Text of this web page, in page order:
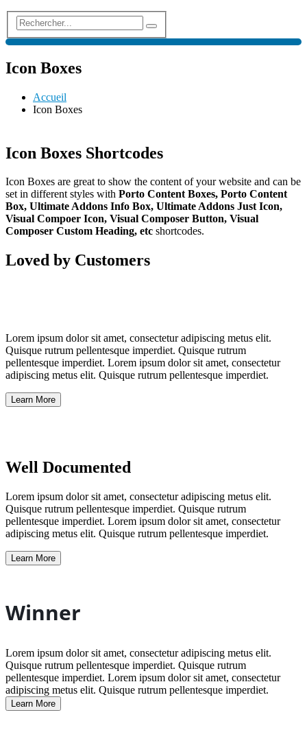
Icon Boxes
Accueil
Icon Boxes
Icon Boxes Shortcodes
Icon Boxes are great to show the content of your website and can be
set in different styles with Porto Content Boxes, Porto Content
Box, Ultimate Addons Info Box, Ultimate Addons Just Icon,
Visual Compoer Icon, Visual Composer Button, Visual
Composer Custom Heading, etc shortcodes.
Loved by Customers
Lorem ipsum dolor sit amet, consectetur adipiscing metus elit.
Quisque rutrum pellentesque imperdiet. Quisque rutrum
pellentesque imperdiet. Lorem ipsum dolor sit amet, consectetur
adipiscing metus elit. Quisque rutrum pellentesque imperdiet.
Learn More
Well Documented
Lorem ipsum dolor sit amet, consectetur adipiscing metus elit.
Quisque rutrum pellentesque imperdiet. Quisque rutrum
pellentesque imperdiet. Lorem ipsum dolor sit amet, consectetur
adipiscing metus elit. Quisque rutrum pellentesque imperdiet.
Learn More
Winner
Lorem ipsum dolor sit amet, consectetur adipiscing metus elit.
Quisque rutrum pellentesque imperdiet. Quisque rutrum
pellentesque imperdiet. Lorem ipsum dolor sit amet, consectetur
adipiscing metus elit. Quisque rutrum pellentesque imperdiet.
Learn More